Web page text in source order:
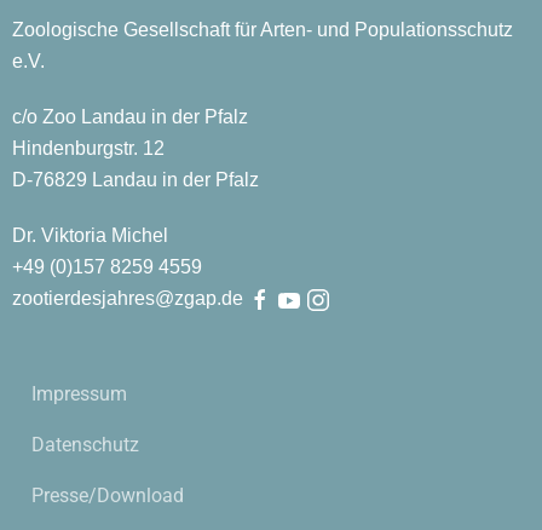
Zoologische Gesellschaft für Arten- und Populationsschutz
e.V.
c/o Zoo Landau in der Pfalz
Hindenburgstr. 12
D-76829 Landau in der Pfalz
Dr. Viktoria Michel
+49 (0)157 8259 4559
zootierdesjahres@zgap.de
Impressum
Datenschutz
Presse/Download